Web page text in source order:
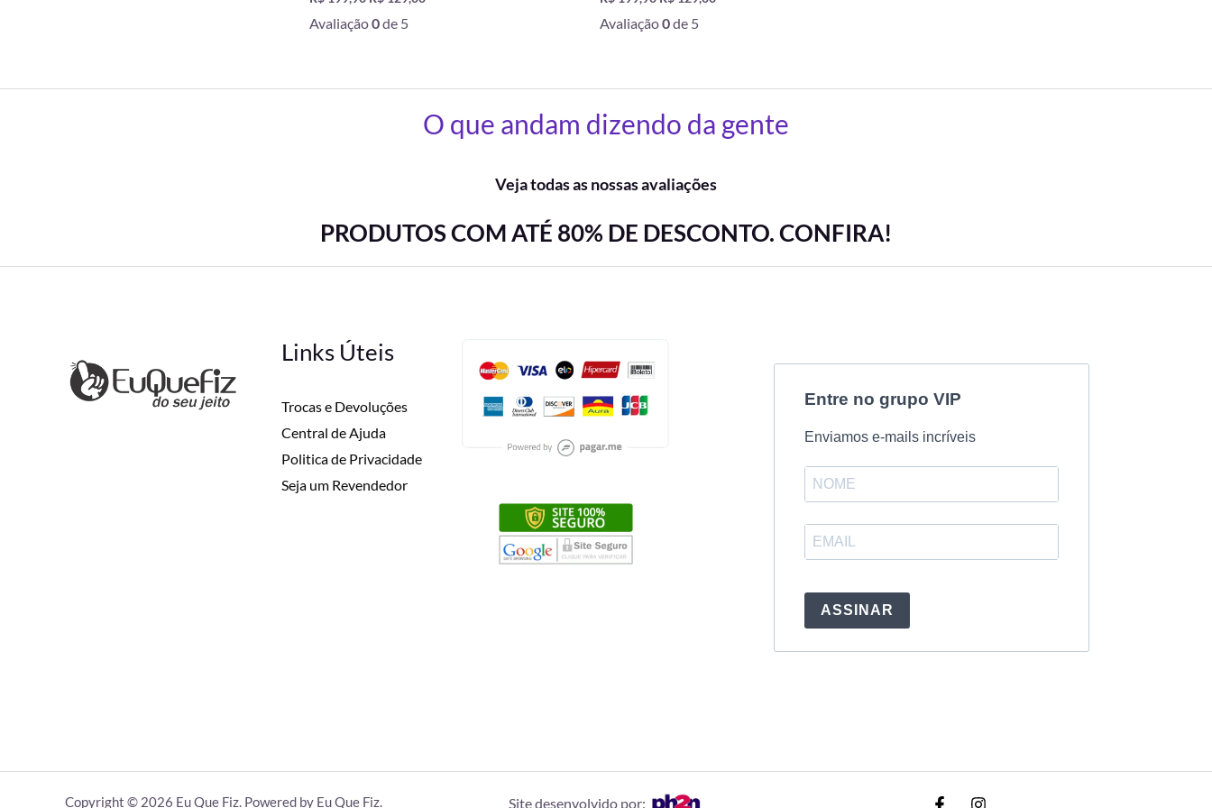
Avaliação0de 5 Avaliação0de 5
O que andam dizendo da gente
Veja todas as nossas avaliações
PRODUTOS COM ATÉ 80% DE DESCONTO. CONFIRA!
Links Úteis
Trocas e Devoluções
Central de Ajuda
Politica de Privacidade
Seja um Revendedor
Entre no grupo VIP
Enviamos e-mails incríveis
ASSINAR
Copyright © 2026 Eu Que Fiz. Powered by Eu Que Fiz. Site desenvolvido por: